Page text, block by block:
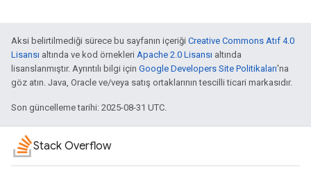
Aksi belirtilmediği sürece bu sayfanın içeriği Creative Commons Atıf 4.0
Lisansı altında ve kod örnekleri Apache 2.0 Lisansı altında
lisanslanmıştır. Ayrıntılı bilgi için Google Developers Site Politikaları'na
göz atın. Java, Oracle ve/veya satış ortaklarının tescilli ticari markasıdır.
Son güncelleme tarihi: 2025-08-31 UTC.
Stack Overflow